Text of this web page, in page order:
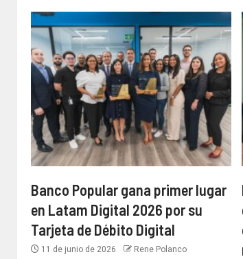
Banco Popular gana primer lugar
en Latam Digital 2026 por su
Tarjeta de Débito Digital
11 de junio de 2026 Rene Polanco